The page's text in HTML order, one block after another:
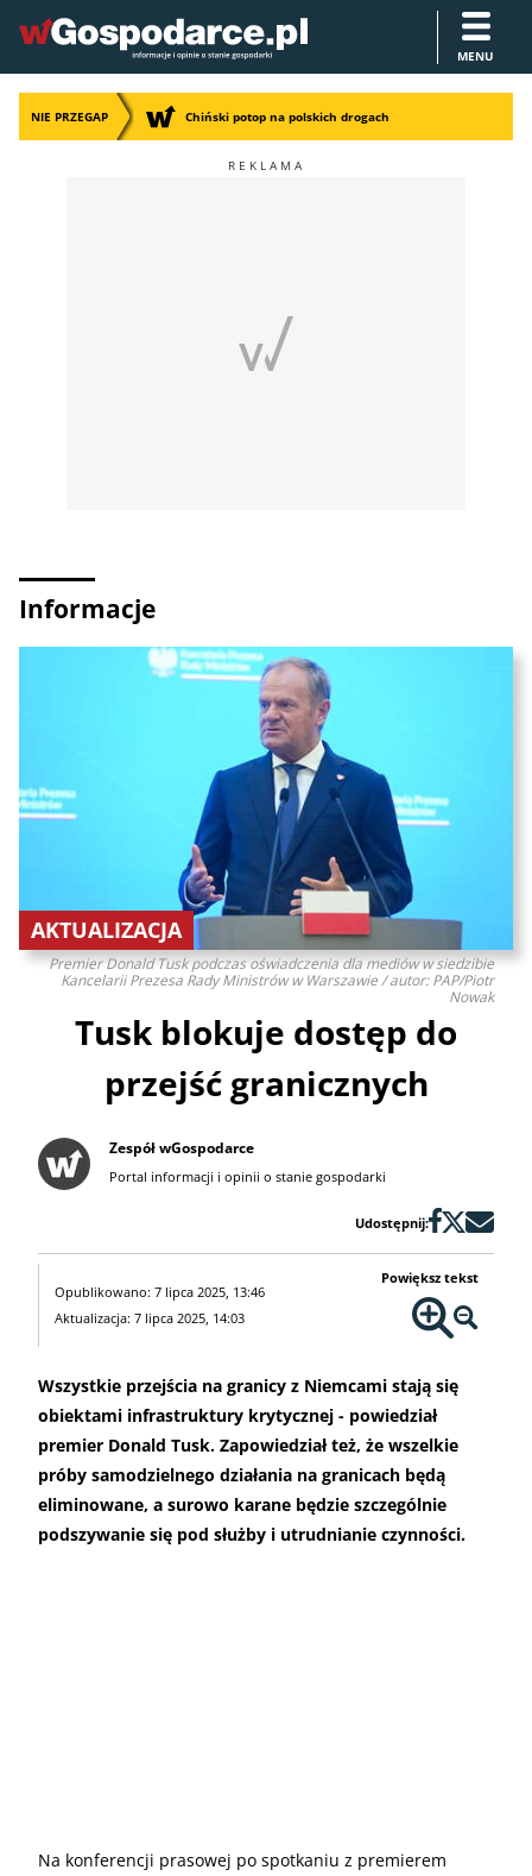
MENU
NIE PRZEGAP Chiński potop na polskich drogach
Informacje
Premier Donald Tusk podczas oświadczenia dla mediów w siedzibie
Kancelarii Prezesa Rady Ministrów w Warszawie / autor: PAP/Piotr
Nowak
AKTUALIZACJA
Tusk blokuje dostęp do
przejść granicznych
Zespół wGospodarce
Portal informacji i opinii o stanie gospodarki
Udostępnij:
Opublikowano: 7 lipca 2025, 13:46
Aktualizacja: 7 lipca 2025, 14:03
Powiększ tekst
Wszystkie przejścia na granicy z Niemcami stają się
obiektami infrastruktury krytycznej - powiedział
premier Donald Tusk. Zapowiedział też, że wszelkie
próby samodzielnego działania na granicach będą
eliminowane, a surowo karane będzie szczególnie
podszywanie się pod służby i utrudnianie czynności.
Na konferencji prasowej po spotkaniu z premierem